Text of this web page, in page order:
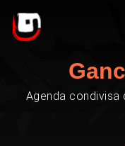
Agenda condivisa